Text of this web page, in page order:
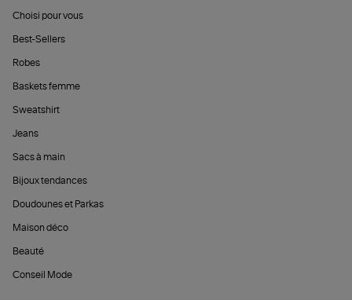
Choisi pour vous
Best-Sellers
Robes
Baskets femme
Sweatshirt
Jeans
Sacs à main
Bijoux tendances
Doudounes et Parkas
Maison déco
Beauté
Conseil Mode